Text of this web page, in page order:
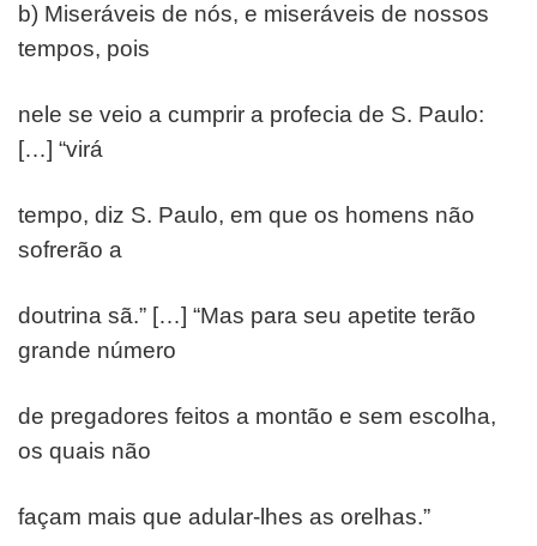
b) Miseráveis de nós, e miseráveis de nossos
tempos, pois
nele se veio a cumprir a profecia de S. Paulo:
[…] “virá
tempo, diz S. Paulo, em que os homens não
sofrerão a
doutrina sã.” […] “Mas para seu apetite terão
grande número
de pregadores feitos a montão e sem escolha,
os quais não
façam mais que adular-lhes as orelhas.”